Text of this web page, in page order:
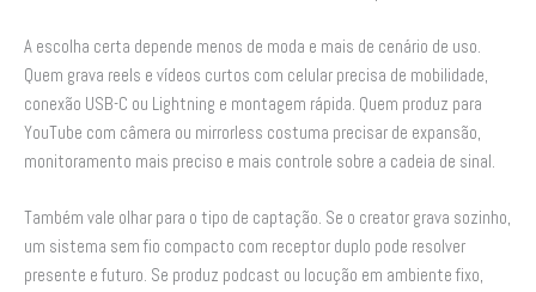
A escolha certa depende menos de moda e mais de cenário de uso.
Quem grava reels e vídeos curtos com celular precisa de mobilidade,
conexão USB-C ou Lightning e montagem rápida. Quem produz para
YouTube com câmera ou mirrorless costuma precisar de expansão,
monitoramento mais preciso e mais controle sobre a cadeia de sinal.
Também vale olhar para o tipo de captação. Se o creator grava sozinho,
um sistema sem fio compacto com receptor duplo pode resolver
presente e futuro. Se produz podcast ou locução em ambiente fixo,